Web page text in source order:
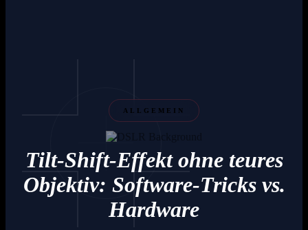
ALLGEMEIN
Tilt-Shift-Effekt ohne teures
Objektiv: Software-Tricks vs.
Hardware